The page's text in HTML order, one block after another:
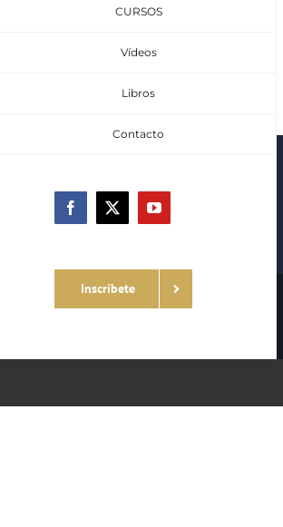
CURSOS
Vídeos
Libros
Contacto
Facebook
X YouTube
Inscríbete